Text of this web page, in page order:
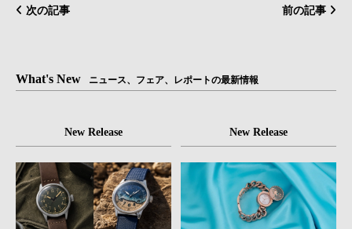
次の記事 前の記事
What's New ニュース、フェア、レポートの最新情報
New Release New Release